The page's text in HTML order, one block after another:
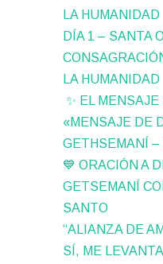
LA HUMANIDAD
DÍA 1 – SANTA
LA HUMANIDAD
✨ EL MENSAJE
«MENSAJE DE
GETHSEMANÍ –
💙 ORACIÓN A
GETSEMANÍ
SANTO
“ALIANZA DE
SÍ, ME